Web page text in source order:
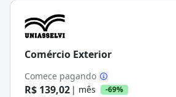
Comércio Exterior
Comece pagando
R$ 139,02 | mês -69%